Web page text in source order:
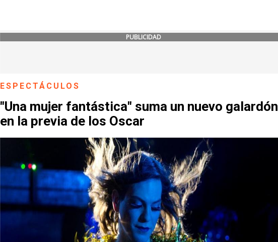
PUBLICIDAD
ESPECTÁCULOS
"Una mujer fantástica" suma un nuevo galardón
en la previa de los Oscar